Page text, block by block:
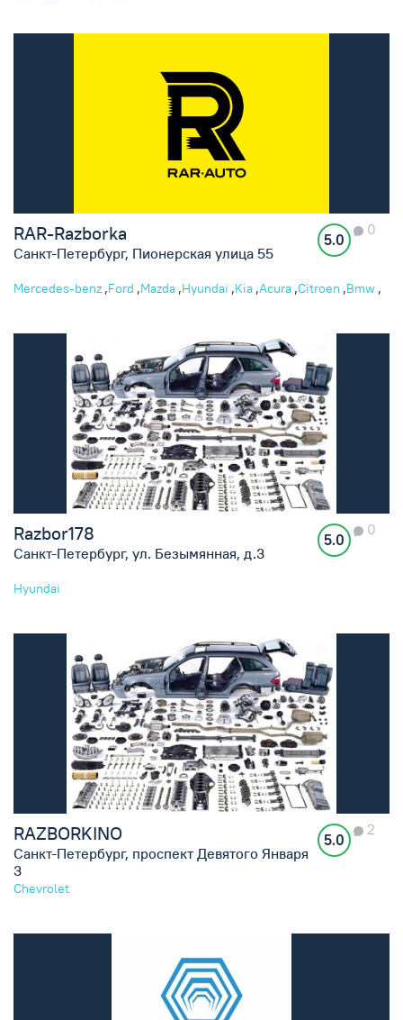
RAR-Razborka
Санкт-Петербург, Пионерская улица 55
5.0
0
Mercedes-benz ,Ford ,Mazda ,Hyundai ,Kia ,Acura ,Citroen ,Bmw ,
Razbor178
Санкт-Петербург, ул. Безымянная, д.3
5.0
0
Hyundai
RAZBORKINO
Санкт-Петербург, проспект Девятого Января
3
5.0
2
Chevrolet